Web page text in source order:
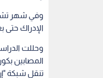
وفي شهر
الإدراك
وحللت
المصابين
تنقل شبكة